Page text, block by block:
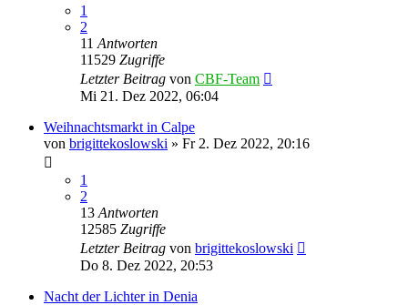
1
2
11 Antworten
11529 Zugriffe
Letzter Beitrag von CBF-Team
Mi 21. Dez 2022, 06:04
Weihnachtsmarkt in Calpe
von brigittekoslowski » Fr 2. Dez 2022, 20:16
1
2
13 Antworten
12585 Zugriffe
Letzter Beitrag von brigittekoslowski
Do 8. Dez 2022, 20:53
Nacht der Lichter in Denia